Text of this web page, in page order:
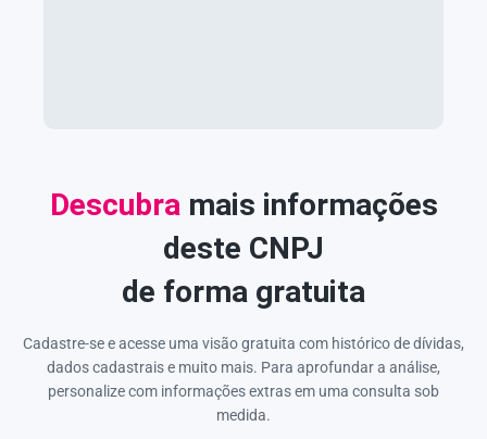
Descubramais informações
deste CNPJ
de forma gratuita
Cadastre-se e acesse uma visão gratuita com histórico de dívidas,
dados cadastrais e muito mais. Para aprofundar a análise,
personalize com informações extras em uma consulta sob
medida.